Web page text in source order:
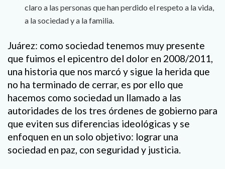
claro a las personas que han perdido el respeto a la vida,
a la sociedad y a la familia.
Juárez: como sociedad tenemos muy presente
que fuimos el epicentro del dolor en 2008/2011,
una historia que nos marcó y sigue la herida que
no ha terminado de cerrar, es por ello que
hacemos como sociedad un llamado a las
autoridades de los tres órdenes de gobierno para
que eviten sus diferencias ideológicas y se
enfoquen en un solo objetivo: lograr una
sociedad en paz, con seguridad y justicia.